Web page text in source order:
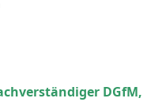
DGfM,